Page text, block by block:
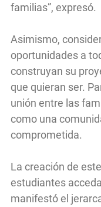
familias”, expresó.
Asimismo,
oportunidades a
construyan su
que quieran ser.
unión entre las
como una
comprometida.
La creación de
estudiantes
manifestó el